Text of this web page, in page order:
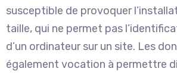
susceptible de provoquer
taille, qui ne permet pas
d’un ordinateur sur un site. Les
également vocation à permettre